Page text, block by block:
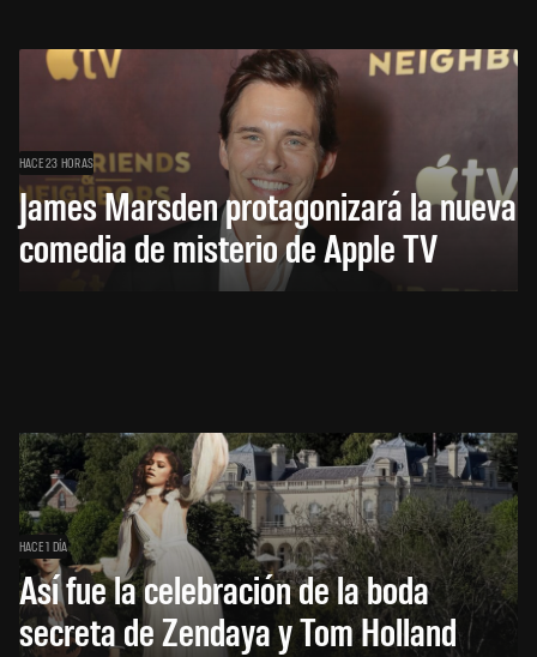
HACE 23 HORAS
James Marsden protagonizará la nueva
comedia de misterio de Apple TV
HACE 1 DÍA
Así fue la celebración de la boda
secreta de Zendaya y Tom Holland